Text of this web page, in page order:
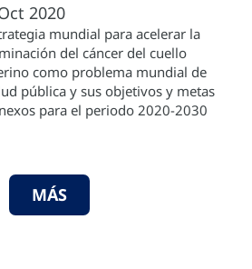
2020
mundial para acelerar la
del cáncer del cuello
como problema mundial de
pública y sus objetivos y metas
para el periodo 2020-2030
MÁS